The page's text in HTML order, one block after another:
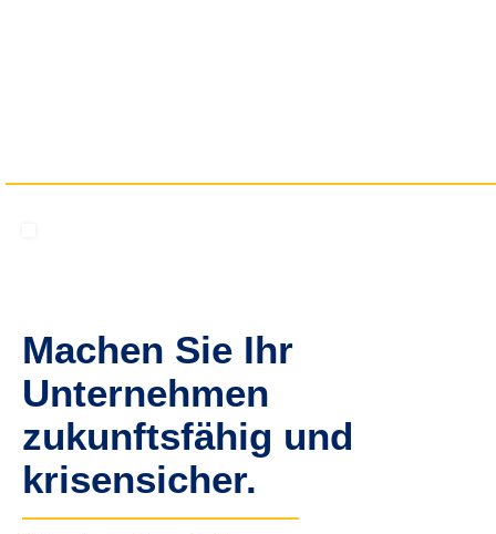
Machen Sie Ihr
Unternehmen
zukunftsfähig und
krisensicher.